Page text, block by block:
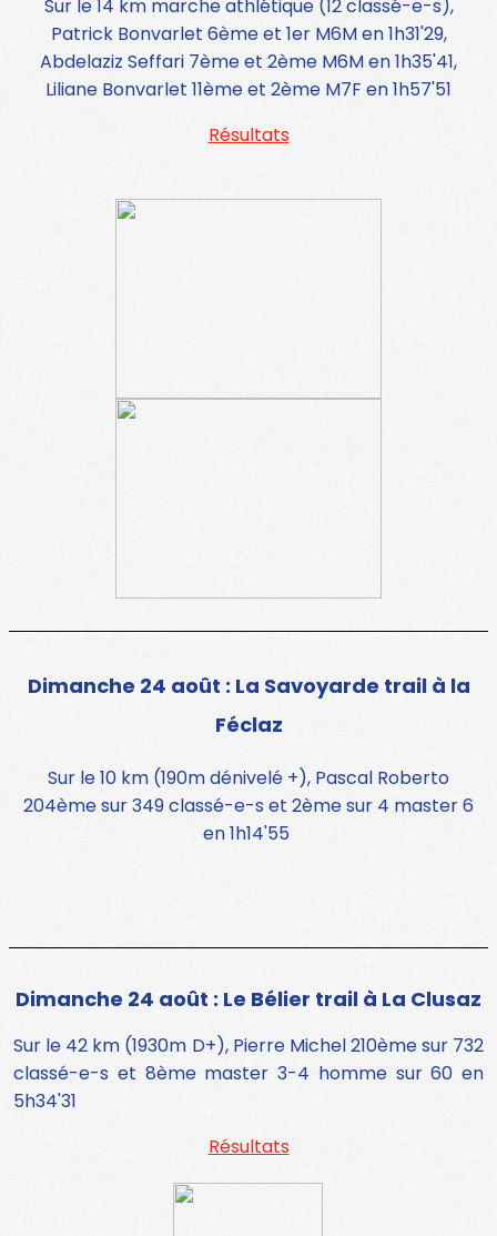
Sur le 14 km marche athlétique (12 classé-e-s),
Patrick Bonvarlet 6ème et 1er M6M en 1h31'29,
Abdelaziz Seffari 7ème et 2ème M6M en 1h35'41,
Liliane Bonvarlet 11ème et 2ème M7F en 1h57'51
Résultats
Dimanche 24 août : La Savoyarde trail à la
Féclaz
Sur le 10 km (190m dénivelé +), Pascal Roberto
204ème sur 349 classé-e-s et 2ème sur 4 master 6
en 1h14'55
Dimanche 24 août : Le Bélier trail à La Clusaz
Sur le 42 km (1930m D+), Pierre Michel 210ème sur 732
classé-e-s et 8ème master 3-4 homme sur 60 en
5h34'31
Résultats